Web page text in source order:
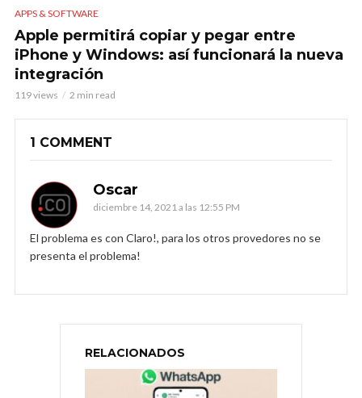
APPS & SOFTWARE
Apple permitirá copiar y pegar entre
iPhone y Windows: así funcionará la nueva
integración
119 views 2 min read
1 COMMENT
Oscar
diciembre 14, 2021 a las 12:55 PM
El problema es con Claro!, para los otros provedores no se
presenta el problema!
RELACIONADOS